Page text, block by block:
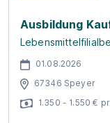
Ausbildung
01.08.2026
67346 Speyer
1.350 - 1.550 €